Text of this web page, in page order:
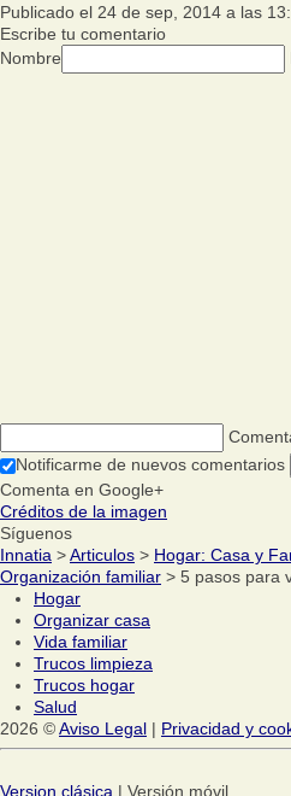
Publicado el 24 de sep, 2014 a las
Escribe tu comentario
Nombre
Notificarme de nuevos comentarios
Comenta en Google+
Créditos de la imagen
Síguenos
Innatia >Articulos > Hogar: Casa y
Organización familiar > 5 pasos para
Hogar
Organizar casa
Vida familiar
Trucos limpieza
Trucos hogar
Salud
2026 ©Aviso Legal | Privacidad y
Version clásica | Versión móvil